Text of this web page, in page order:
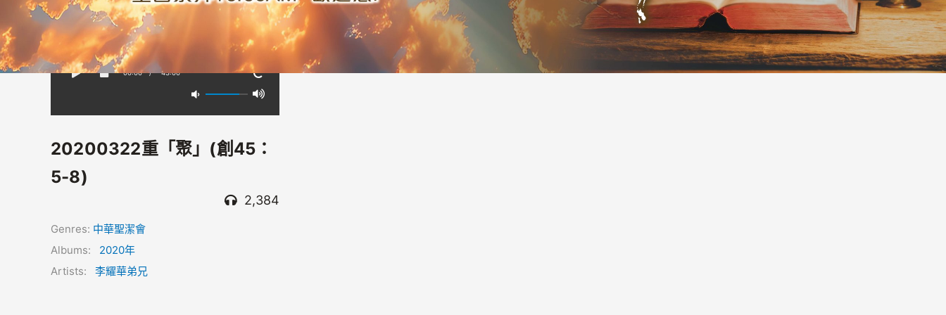
00:00 / -43:00
20200322重「聚」(創45：
5-8)
2,384
Genres: 中華聖潔會
Albums: 2020年
Artists: 李耀華弟兄